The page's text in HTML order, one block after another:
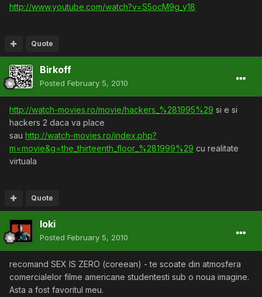
http://www.youtube.com/watch?v=S5ocM9g_y18
Quote
Birkoff
Posted February 5, 2010
http://watch-movies.ro/movie/hackers_%281995%29 si e si
hackers 2 daca va place
sau http://watch-movies.ro/index.php?
m=movie&g=the_thirteenth_floor_%281999%29 cu realitate
virtuala
Quote
loki
Posted February 5, 2010
recomand SEX IS ZERO (coreean) - te scoate din atmosfera
comercialelor filme americane studentesti sub o noua imagine.
Asta a fost favoritul meu.